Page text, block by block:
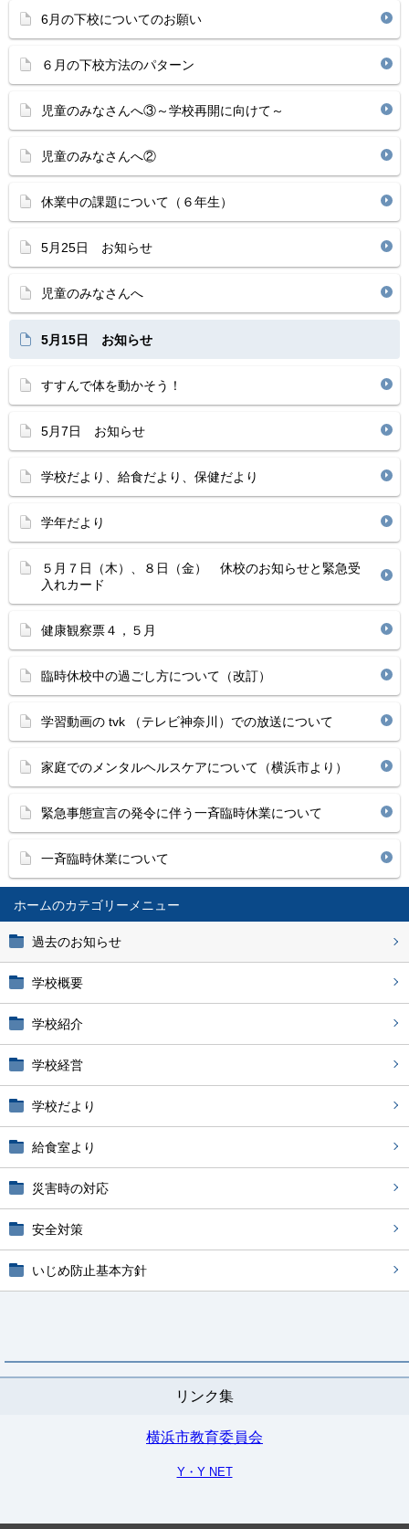
ホーム
過去のお知らせ
学校概要
学校紹介
学校経営
学校だより
給食室より
災害時の対応
安全対策
いじめ防止基本方針
リンク集
横浜市教育委員会
Y・Y NET
6月の下校についてのお願い
６月の下校方法のパターン
児童のみなさんへ③～学校再開に向けて～
児童のみなさんへ②
休業中の課題について（６年生）
5月25日 お知らせ
児童のみなさんへ
5月15日 お知らせ
すすんで体を動かそう！
5月7日 お知らせ
学校だより、給食だより、保健だより
学年だより
５月７日（木）、８日（金） 休校のお知らせと緊急受
入れカード
健康観察票４，５月
臨時休校中の過ごし方について（改訂）
学習動画の tvk （テレビ神奈川）での放送について
家庭でのメンタルヘルスケアについて（横浜市より）
緊急事態宣言の発令に伴う一斉臨時休業について
一斉臨時休業について